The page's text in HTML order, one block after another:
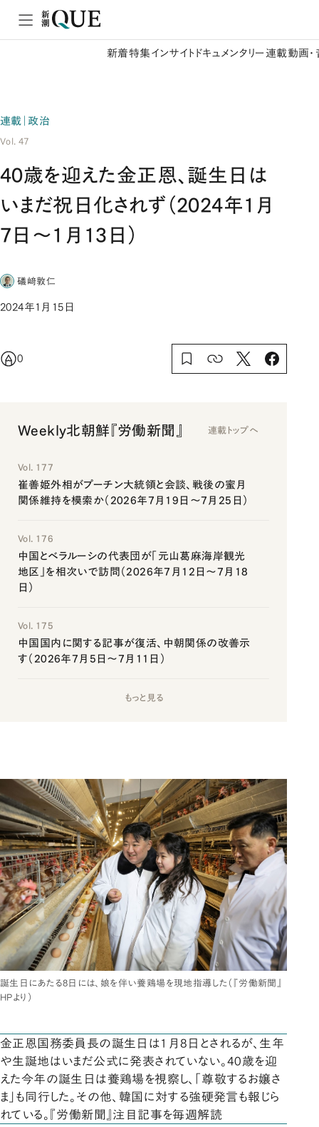
新着特集 インサイト ドキュメンタリー 連載動画
連載｜政治
Vol. 47
40歳を迎えた金正恩、誕生日は
いまだ祝日化されず（2024年1月
7日～1月13日）
礒﨑敦仁
2024年1月15日
0
Weekly北朝鮮『労働新聞』 連載トップへ
Vol. 177
崔善姫外相がプーチン大統領と会談、戦後の蜜月
関係維持を模索か（2026年7月19日～7月25日）
Vol. 176
中国とベラルーシの代表団が「元山葛麻海岸観光
地区」を相次いで訪問（2026年7月12日～7月18
日）
Vol. 175
中国国内に関する記事が復活、中朝関係の改善示
す（2026年7月5日～7月11日）
もっと見る
誕生日にあたる8日には、娘を伴い養鶏場を現地指導した（『労働新聞』
HPより）
金正恩国務委員長の誕生日は1月8日とされるが、生年
や生誕地はいまだ公式に発表されていない。40歳を迎
えた今年の誕生日は養鶏場を視察し、「尊敬するお嬢さ
ま」も同行した。その他、韓国に対する強硬発言も報じら
れている。『労働新聞』注目記事を毎週解読